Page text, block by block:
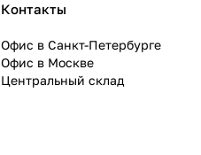
Контакты
Офис в Санкт-Петербурге
Офис в Москве
Центральный склад